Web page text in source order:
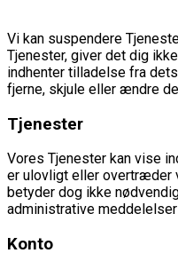
Vi kan suspendere
Tjenester, giver det dig
indhenter tilladelse fra
fjerne, skjule eller ændre
Tjenester
Vores Tjenester kan vise
er ulovligt eller overtræder
betyder dog ikke
administrative
Konto